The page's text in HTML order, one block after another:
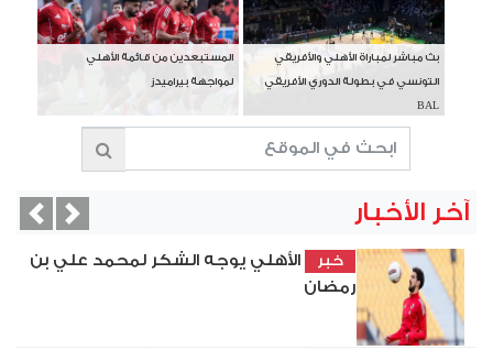
بث مباشر لمباراة الأهلي والأفريقي
التونسي في بطولة الدوري الأفريقي
BAL
المستبعدين من قائمة الأهلي
لمواجهة بيراميدز
آخر الأخبار
خبر
الأهلي يوجه الشكر لمحمد علي بن
رمضان
Next